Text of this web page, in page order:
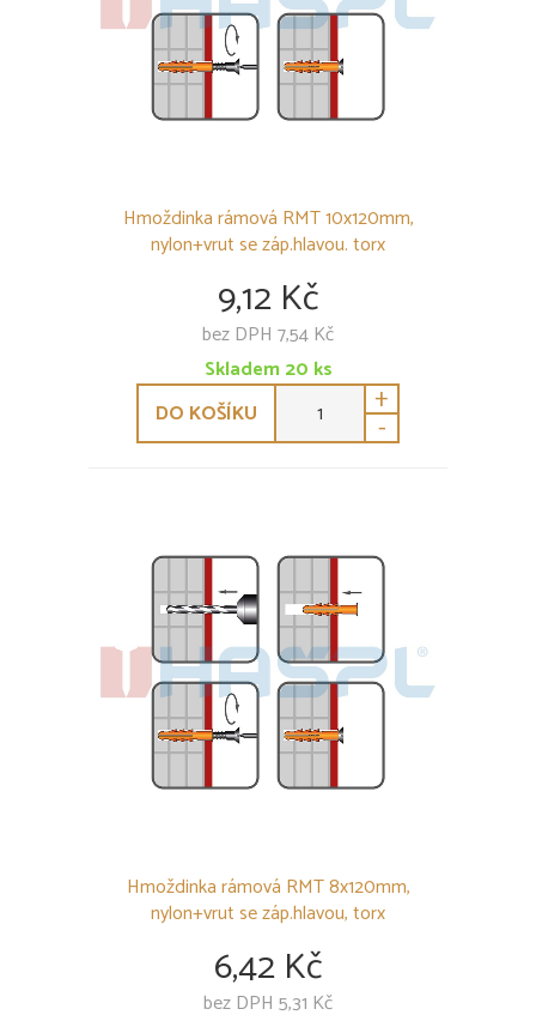
Hmoždinka rámová RMT 10x120mm,
nylon+vrut se záp.hlavou. torx
9,12 Kč
bez DPH 7,54 Kč
Skladem20 ks
DO KOŠÍKU
+
-
Hmoždinka rámová RMT 8x120mm,
nylon+vrut se záp.hlavou, torx
6,42 Kč
bez DPH 5,31 Kč